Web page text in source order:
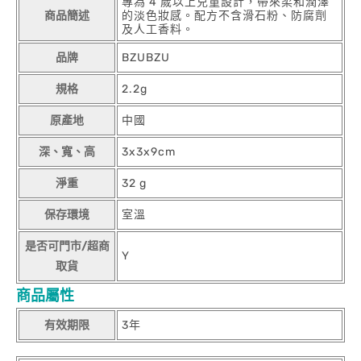
商品簡述
的淡色妝感。配方不含滑石粉、防腐劑
及人工香料。
品牌 BZUBZU
規格 2.2g
原產地 中國
深、寬、高 3x3x9cm
淨重 32 g
保存環境 室溫
是否可門市/超商
取貨
Y
商品屬性
有效期限 3年